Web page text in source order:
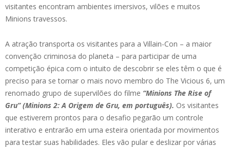
visitantes encontram ambientes imersivos, vilões e muitos
Minions travessos.
A atração transporta os visitantes para a Villain-Con – a maior
convenção criminosa do planeta – para participar de uma
competição épica com o intuito de descobrir se eles têm o que é
preciso para se tornar o mais novo membro do The Vicious 6, um
renomado grupo de supervilões do filme “Minions The Rise of
Gru” (Minions 2: A Origem de Gru, em português). Os visitantes
que estiverem prontos para o desafio pegarão um controle
interativo e entrarão em uma esteira orientada por movimentos
para testar suas habilidades. Eles vão pular e deslizar por várias